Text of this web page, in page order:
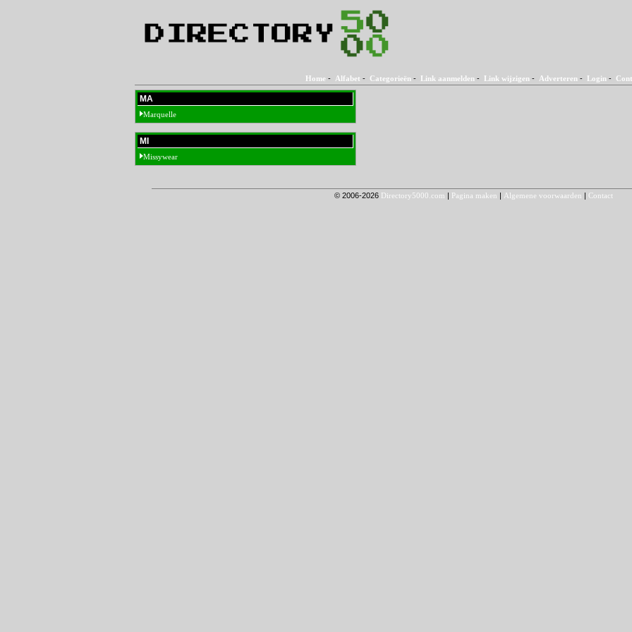
Home - Alfabet - Categorieën - Link aanmelden - Link wijzigen - Adverteren - Login -
MA
Marquelle
MI
Missywear
© 2006-2026 Directory5000.com | Pagina maken | Algemene voorwaarden | Contact